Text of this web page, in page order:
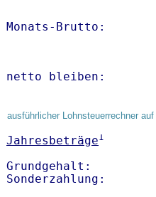
Monats-
netto
ausführlicher Lohnsteuerrechner
Jahresbeträge1
Grundgehalt:
Sonderzahlung: